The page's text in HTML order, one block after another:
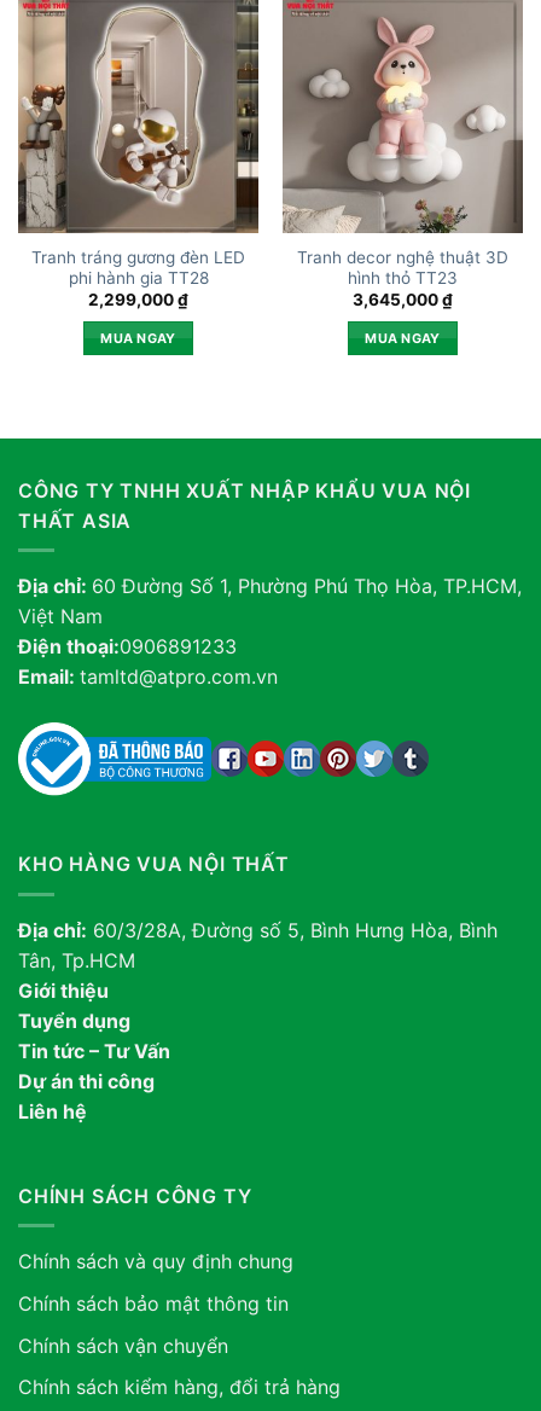
Tranh tráng gương đèn LED
phi hành gia TT28
2,299,000₫
MUA NGAY
Tranh decor nghệ thuật 3D
hình thỏ TT23
3,645,000₫
MUA NGAY
CÔNG TY TNHH XUẤT NHẬP KHẨU VUA NỘI
THẤT ASIA
Địa chỉ: 60 Đường Số 1, Phường Phú Thọ Hòa, TP.HCM,
Việt Nam
Điện thoại:0906891233
Email: tamltd@atpro.com.vn
KHO HÀNG VUA NỘI THẤT
Địa chỉ: 60/3/28A, Đường số 5, Bình Hưng Hòa, Bình
Tân, Tp.HCM
Giới thiệu
Tuyển dụng
Tin tức – Tư Vấn
Dự án thi công
Liên hệ
CHÍNH SÁCH CÔNG TY
Chính sách và quy định chung
Chính sách bảo mật thông tin
Chính sách vận chuyển
Chính sách kiểm hàng, đổi trả hàng